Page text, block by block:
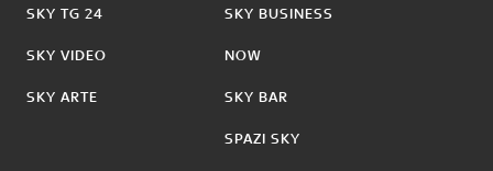
SKY TG 24
SKY VIDEO
SKY ARTE
SKY BUSINESS
NOW
SKY BAR
SPAZI SKY